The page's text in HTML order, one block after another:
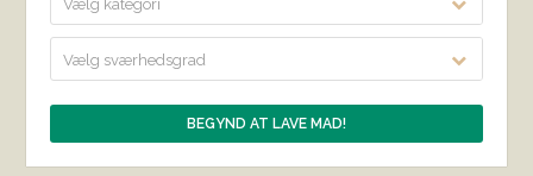
Vælg kategori
Vælg sværhedsgrad